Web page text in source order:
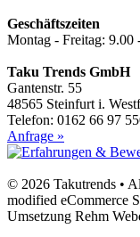
Geschäftszeiten
Montag - Freitag: 9.00
Taku Trends GmbH
Gantenstr. 55
48565 Steinfurt i.
Telefon: 0162 66 97
Anfrage »
© 2026 Takutrends •
modified eCommerce
Umsetzung Rehm